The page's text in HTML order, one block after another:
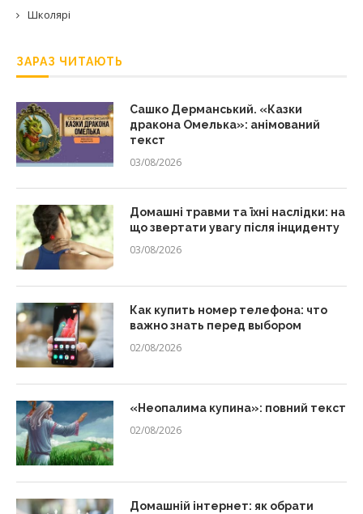
Школярі
ЗАРАЗ ЧИТАЮТЬ
Сашко Дерманський. «Казки
дракона Омелька»: анімований
текст
03/08/2026
Домашні травми та їхні наслідки: на
що звертати увагу після інциденту
03/08/2026
Как купить номер телефона: что
важно знать перед выбором
02/08/2026
«Неопалима купина»: повний текст
02/08/2026
Домашній інтернет: як обрати